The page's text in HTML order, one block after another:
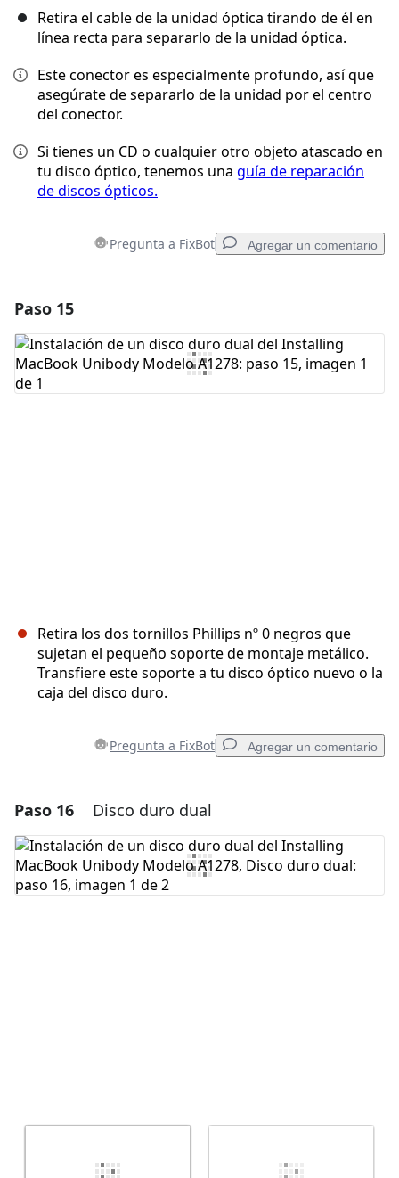
Retira el cable de la unidad óptica tirando de él en
línea recta para separarlo de la unidad óptica.
Este conector es especialmente profundo, así que
asegúrate de separarlo de la unidad por el centro
del conector.
Si tienes un CD o cualquier otro objeto atascado en
tu disco óptico, tenemos una guía de reparación
de discos ópticos.
Pregunta a FixBot Agregar un comentario
Agregar Comentario
Paso 15
Retira los dos tornillos Phillips nº 0 negros que
sujetan el pequeño soporte de montaje metálico.
Transfiere este soporte a tu disco óptico nuevo o la
caja del disco duro.
Pregunta a FixBot Agregar un comentario
Agregar un comentario
Agregar Comentario
Paso 16 Disco duro dual